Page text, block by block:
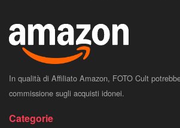
In qualità di Affiliato Amazon, FOTO Cult
commissione sugli acquisti idonei.
Categorie